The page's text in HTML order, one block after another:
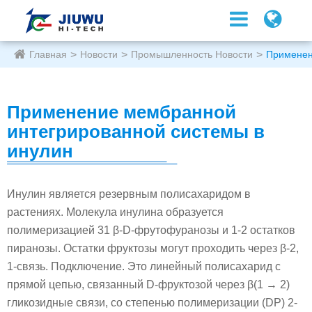
Главная Новости Промышленность Новости
Применение мембранной
интегрированной системы в
инулин
Инулин является резервным полисахаридом в
растениях. Молекула инулина образуется
полимеризацией 31 β-D-фрутофуранозы и 1-2 остатков
пиранозы. Остатки фруктозы могут проходить через β-2,
1-связь. Подключение. Это линейный полисахарид с
прямой цепью, связанный D-фруктозой через β(1 → 2)
гликозидные связи, со степенью полимеризации (DP) 2-